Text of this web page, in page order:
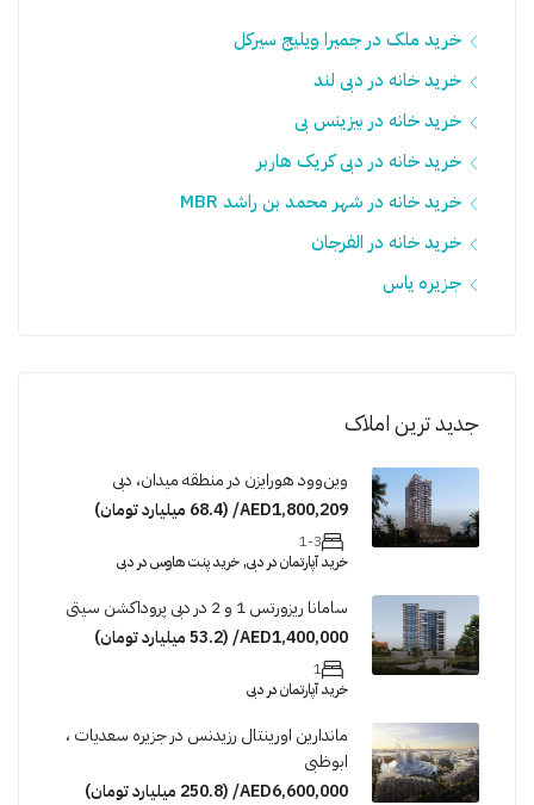
خرید ملک در جمیرا ویلیج سيرکل
خرید خانه در دبی لند
خرید خانه در بیزینس بی
خرید خانه در دبی کریک هاربر
خرید خانه در شهر محمد بن راشد MBR
خرید خانه در الفرجان
جزیره یاس
جدید ترین املاک
وین‌وود هورایزن در منطقه میدان، دبی
AED1,800,209/ (68.4 میلیارد تومان)
1-3
خرید آپارتمان در دبی, خرید پنت هاوس در دبی
سامانا ریزورتس 1 و 2 در دبی پروداکشن سیتی
AED1,400,000/ (53.2 میلیارد تومان)
1
خرید آپارتمان در دبی
ماندارین اورینتال رزیدنس در جزیره سعدیات ،
ابوظبی
AED6,600,000/ (250.8 میلیارد تومان)